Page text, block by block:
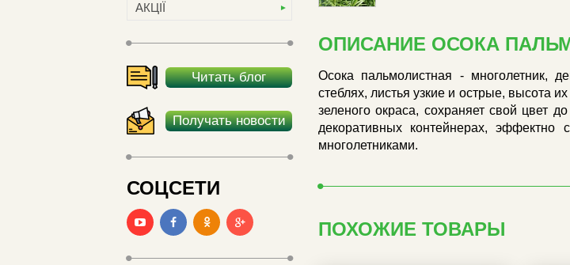
АКЦІЇ
Читать блог
Получать новости
СОЦСЕТИ
ОПИСАНИЕ ОСОКА
Осока пальмолистная - многолетник,
стеблях, листья узкие и острые, высота
зеленого окраса, сохраняет свой цвет
декоративных контейнерах, эффектно
многолетниками.
ПОХОЖИЕ ТОВАРЫ